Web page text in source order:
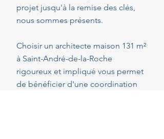
projet jusqu'à la remise des clés,
nous sommes présents.
Choisir un architecte maison 131 m²
à Saint-André-de-la-Roche
rigoureux et impliqué vous permet
de bénéficier d'une coordination